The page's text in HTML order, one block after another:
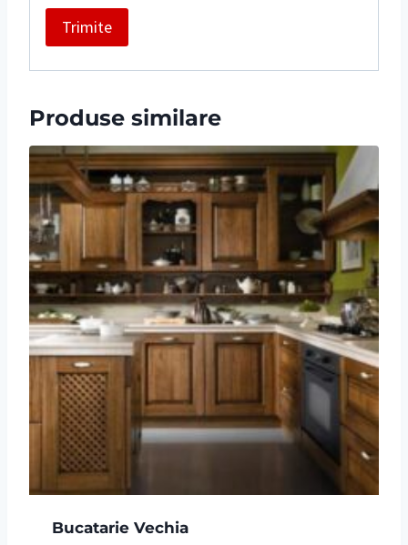
Produse similare
Bucatarie Vechia